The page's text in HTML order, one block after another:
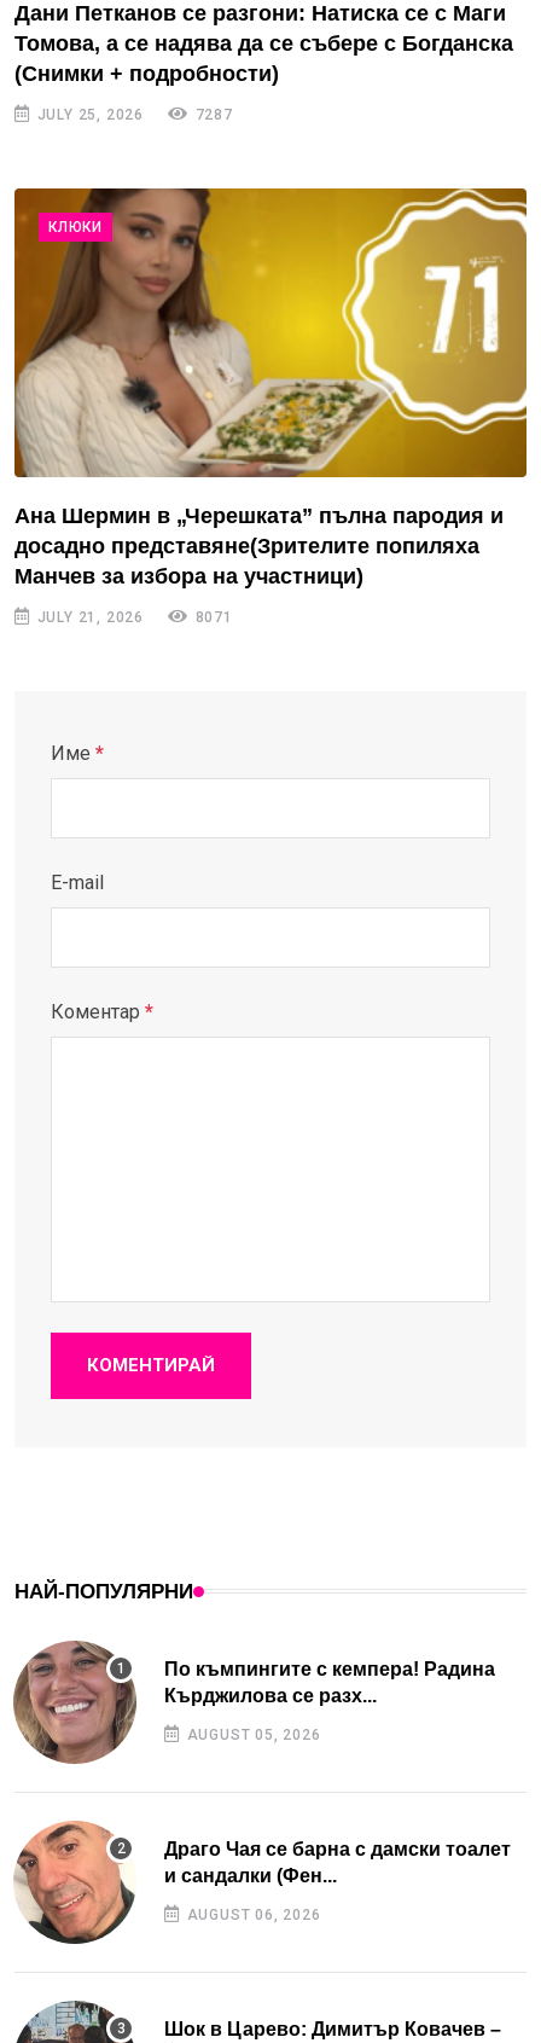
Дани Петканов се разгони: Натиска се с Маги
Томова, а се надява да се събере с Богданска
(Снимки + подробности)
JULY 25, 2026 7287
КЛЮКИ
Ана Шермин в „Черешката” пълна пародия и
досадно представяне(Зрителите попиляха
Манчев за избора на участници)
JULY 21, 2026 8071
Име *
E-mail
Коментар *
КОМЕНТИРАЙ
НАЙ-ПОПУЛЯРНИ
По къмпингите с кемпера! Радина
Кърджилова се разх...
AUGUST 05, 2026
Драго Чая се барна с дамски тоалет
и сандалки (Фен...
AUGUST 06, 2026
Шок в Царево: Димитър Ковачев –